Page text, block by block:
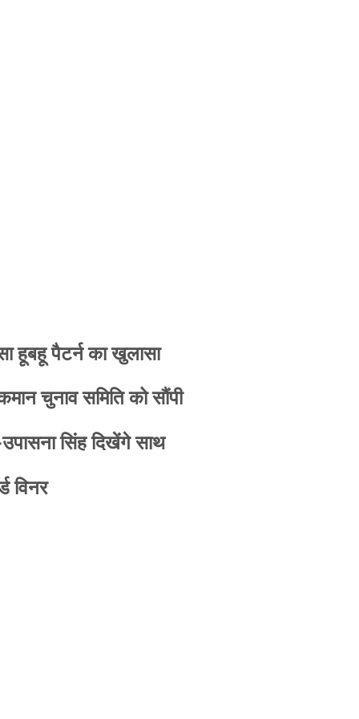
हूबहू पैटर्न का खुलासा
चुनाव समिति को सौंपी
उपासना सिंह दिखेंगे साथ
विनर